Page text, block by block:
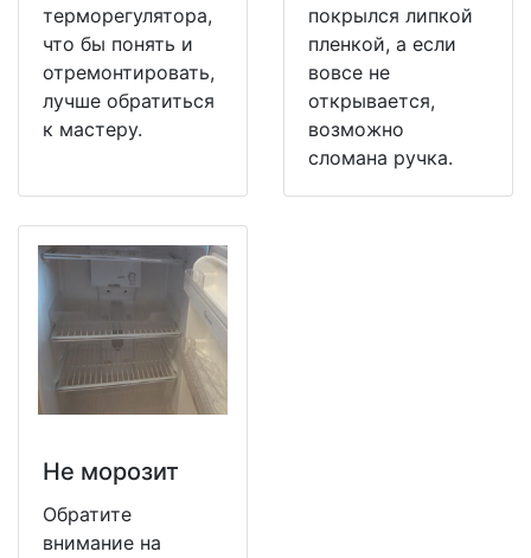
терморегулятора,
что бы понять и
отремонтировать,
лучше обратиться
к мастеру.
покрылся липкой
пленкой, а если
вовсе не
открывается,
возможно
сломана ручка.
Не морозит
Обратите
внимание на